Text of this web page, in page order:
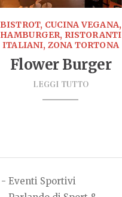
BISTROT, CUCINA VEGANA,
HAMBURGER, RISTORANTI
ITALIANI, ZONA TORTONA
Flower Burger
LEGGI TUTTO
- Eventi Sportivi